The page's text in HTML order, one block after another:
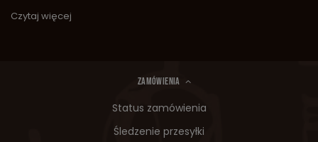
Czytaj więcej
ZAMÓWIENIA
Status zamówienia
Śledzenie przesyłki